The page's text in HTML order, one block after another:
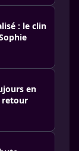
: le clin
en
retour